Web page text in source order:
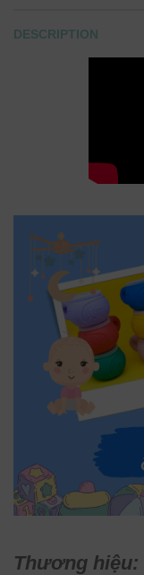
DESCRIPTION
Thương hiệu: